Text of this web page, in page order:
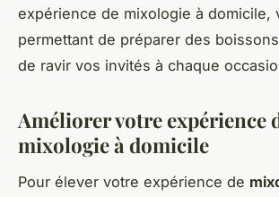
expérience de mixologie à domicile,
permettant de préparer des
de ravir vos invités à chaque
Améliorer votre expérience
mixologie à domicile
Pour élever votre expérience de